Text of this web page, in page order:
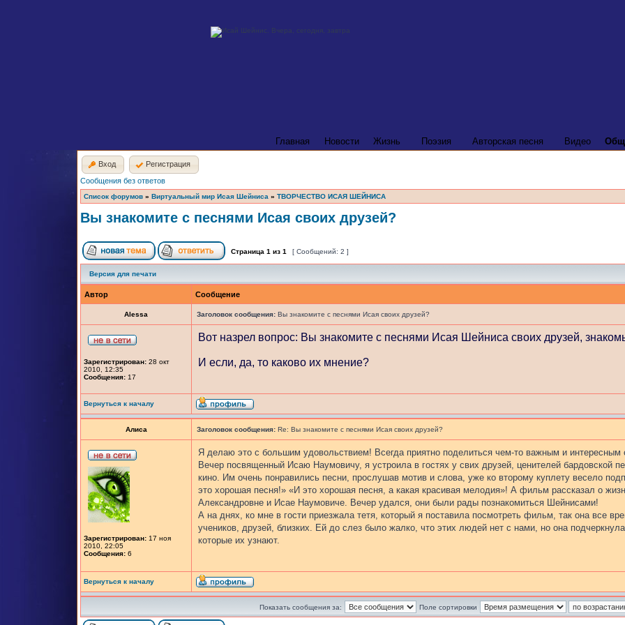
Главная Новости Жизнь Поэзия Авторская песня Видео
Вход
Регистрация
Сообщения без ответов
Список форумов » Виртуальный мир Исая Шейниса » ТВОРЧЕСТВО ИСАЯ ШЕЙНИСА
Вы знакомите с песнями Исая своих друзей?
Страница 1 из 1 [ Сообщений: 2 ]
Версия для печати
Автор Сообщение
Alessa Заголовок сообщения: Вы знакомите с песнями Исая своих друзей?
Зарегистрирован: 28 окт
2010, 12:35
Сообщения: 17
Вот назрел вопрос: Вы знакомите с песнями Исая Шейниса своих друзей,
И если, да, то каково их мнение?
Вернуться к началу
Алиса Заголовок сообщения: Re: Вы знакомите с песнями Исая своих друзей?
Зарегистрирован: 17 ноя
2010, 22:05
Сообщения: 6
Я делаю это с большим удовольствием! Всегда приятно поделиться чем-то важным и
Вечер посвященный Исаю Наумовичу, я устроила в гостях у свих друзей, ценителей бардовской
кино. Им очень понравились песни, прослушав мотив и слова, уже ко второму куплету весело
это хорошая песня!» «И это хорошая песня, а какая красивая мелодия»! А фильм рассказал о
Александровне и Исае Наумовиче. Вечер удался, они были рады познакомиться Шейнисами!
А на днях, ко мне в гости приезжала тетя, который я поставила посмотреть фильм, так она все
учеников, друзей, близких. Ей до слез было жалко, что этих людей нет с нами, но она
которые их узнают.
Вернуться к началу
Показать сообщения за: Поле сортировки